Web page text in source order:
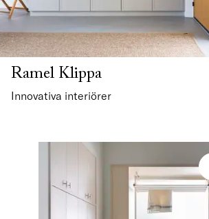
Ramel Klippa
Innovativa interiörer